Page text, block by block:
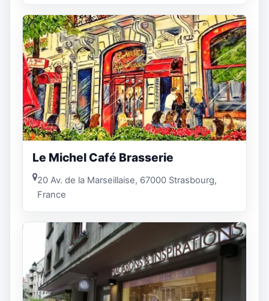
Le Michel Café Brasserie
20 Av. de la Marseillaise, 67000 Strasbourg,
France